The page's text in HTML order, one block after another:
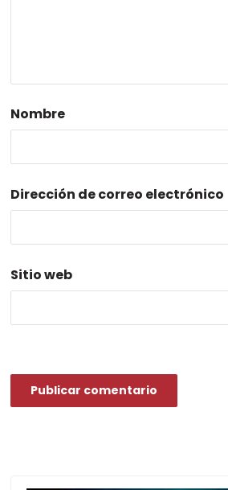
Nombre
Dirección de correo electrónico
Sitio web